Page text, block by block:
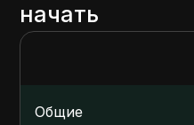
начать
Общие